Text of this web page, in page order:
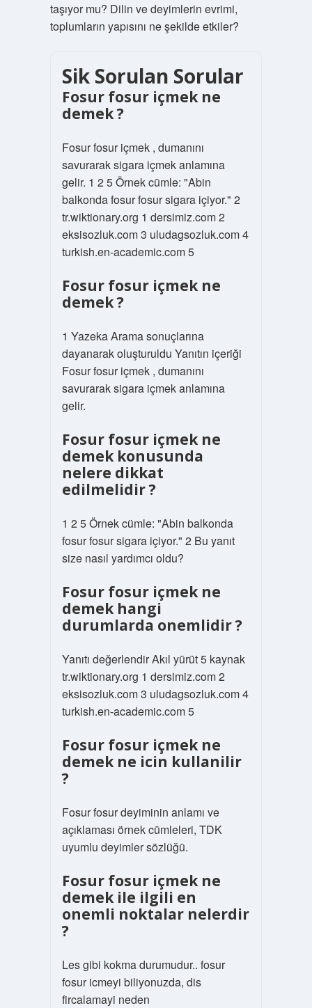
taşıyor mu? Dilin ve deyimlerin evrimi,
toplumların yapısını ne şekilde etkiler?
Sik Sorulan Sorular
Fosur fosur içmek ne
demek ?
Fosur fosur içmek , dumanını
savurarak sigara içmek anlamına
gelir. 1 2 5 Örnek cümle: "Abin
balkonda fosur fosur sigara içiyor." 2
tr.wiktionary.org 1 dersimiz.com 2
eksisozluk.com 3 uludagsozluk.com 4
turkish.en-academic.com 5
Fosur fosur içmek ne
demek ?
1 Yazeka Arama sonuçlarına
dayanarak oluşturuldu Yanıtın içeriği
Fosur fosur içmek , dumanını
savurarak sigara içmek anlamına
gelir.
Fosur fosur içmek ne
demek konusunda
nelere dikkat
edilmelidir ?
1 2 5 Örnek cümle: "Abin balkonda
fosur fosur sigara içiyor." 2 Bu yanıt
size nasıl yardımcı oldu?
Fosur fosur içmek ne
demek hangi
durumlarda onemlidir ?
Yanıtı değerlendir Akıl yürüt 5 kaynak
tr.wiktionary.org 1 dersimiz.com 2
eksisozluk.com 3 uludagsozluk.com 4
turkish.en-academic.com 5
Fosur fosur içmek ne
demek ne icin kullanilir
?
Fosur fosur deyiminin anlamı ve
açıklaması örnek cümleleri, TDK
uyumlu deyimler sözlüğü.
Fosur fosur içmek ne
demek ile ilgili en
onemli noktalar nelerdir
?
Les gibi kokma durumudur.. fosur
fosur icmeyi biliyonuzda, dis
fircalamayi neden